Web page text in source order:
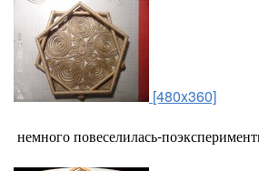
[480x360]
немного повеселилась-